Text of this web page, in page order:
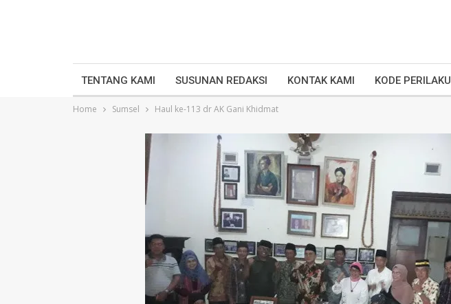
TENTANG KAMI SUSUNAN REDAKSI KONTAK KAMI KODE PERILAKU
Home Sumsel Haul ke-113 dr AK Gani Khidmat